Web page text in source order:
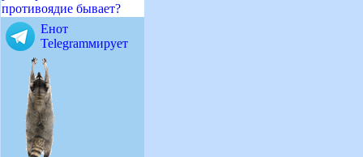
противоядие бывает?
Енот
Telegramмирует